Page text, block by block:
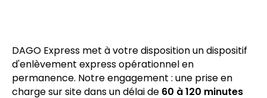
DAGO Express met à votre disposition un dispositif
d'enlèvement express opérationnel en
permanence. Notre engagement : une prise en
charge sur site dans un délai de 60 à 120 minutes